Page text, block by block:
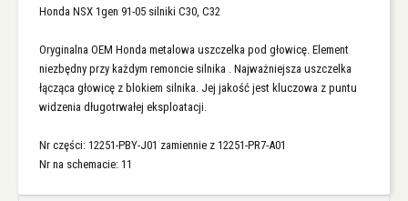
Honda NSX 1gen 91-05 silniki C30, C32
Oryginalna OEM Honda metalowa uszczelka pod głowicę. Element
niezbędny przy każdym remoncie silnika . Najważniejsza uszczelka
łącząca głowicę z blokiem silnika. Jej jakość jest kluczowa z puntu
widzenia długotrwałej eksploatacji.
Nr części: 12251-PBY-J01 zamiennie z 12251-PR7-A01
Nr na schemacie: 11